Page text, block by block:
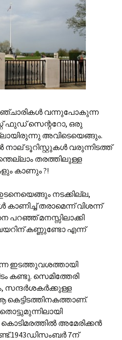
വന്നുപോകുന്ന
ഫുഡ് സെന്ററോ, ഒരു
അവിടെയെങ്ങും.
നാല് ടൂറിസ്റ്റുകള്‍ വരുന്നിടത്ത്
തരത്തിലുള്ള
കാണും ?!
നടക്കില്ല,
കാണിച്ച് തരാമെന്ന് വിശന്ന്
പറഞ്ഞ് മനസ്സിലാക്കി
കണ്ണുണ്ടോ എന്ന്
ഇടത്തുവശത്തായി
കണ്ടു. സെമിത്തേരി
സന്ദര്‍ശകര്‍ക്കുള്ള
അമേരിക്കന്‍
7ന്